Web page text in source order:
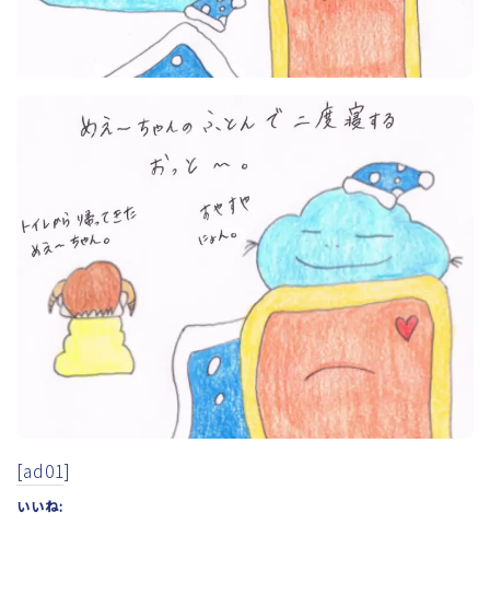
[ad01]
いいね: